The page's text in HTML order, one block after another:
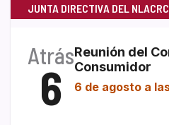
JUNTA DIRECTIVA DEL NLACRC
Atrás
6
Reunión del
Consumidor
6 de agosto a